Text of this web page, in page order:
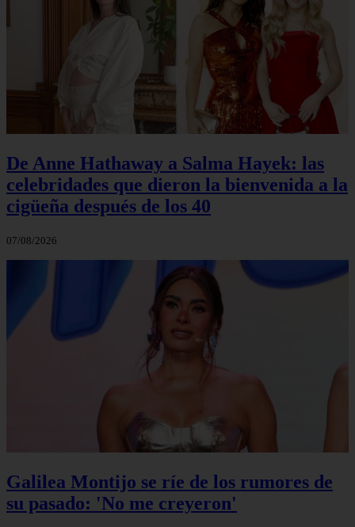
De Anne Hathaway a Salma Hayek: las
celebridades que dieron la bienvenida a la
cigüeña después de los 40
07/08/2026
Galilea Montijo se ríe de los rumores de
su pasado: 'No me creyeron'